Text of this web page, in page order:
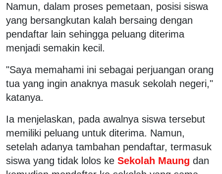
Namun, dalam proses pemetaan, posisi siswa
yang bersangkutan kalah bersaing dengan
pendaftar lain sehingga peluang diterima
menjadi semakin kecil.
"Saya memahami ini sebagai perjuangan orang
tua yang ingin anaknya masuk sekolah negeri,"
katanya.
Ia menjelaskan, pada awalnya siswa tersebut
memiliki peluang untuk diterima. Namun,
setelah adanya tambahan pendaftar, termasuk
siswa yang tidak lolos ke Sekolah Maung dan